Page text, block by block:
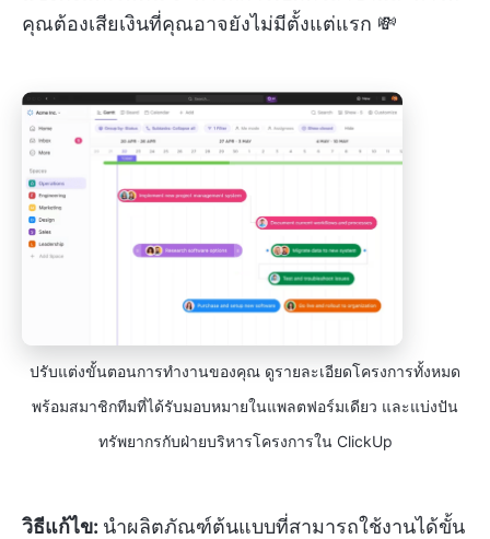
คุณต้องเสียเงินที่คุณอาจยังไม่มีตั้งแต่แรก 💸
ปรับแต่งขั้นตอนการทำงานของคุณ ดูรายละเอียดโครงการทั้งหมด
พร้อมสมาชิกทีมที่ได้รับมอบหมายในแพลตฟอร์มเดียว และแบ่งปัน
ทรัพยากรกับฝ่ายบริหารโครงการใน ClickUp
วิธีแก้ไข: นำผลิตภัณฑ์ต้นแบบที่สามารถใช้งานได้ขั้น